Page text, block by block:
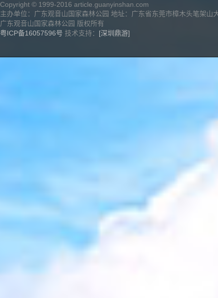
Copyright © 1999-2016 article.guanyinshan.com
主办单位：广东观音山国家森林公园 地址：广东省东莞市樟木头笔架山
广东观音山国家森林公园 版权所有
粤ICP备16057596号 技术支持： [深圳鼎游]